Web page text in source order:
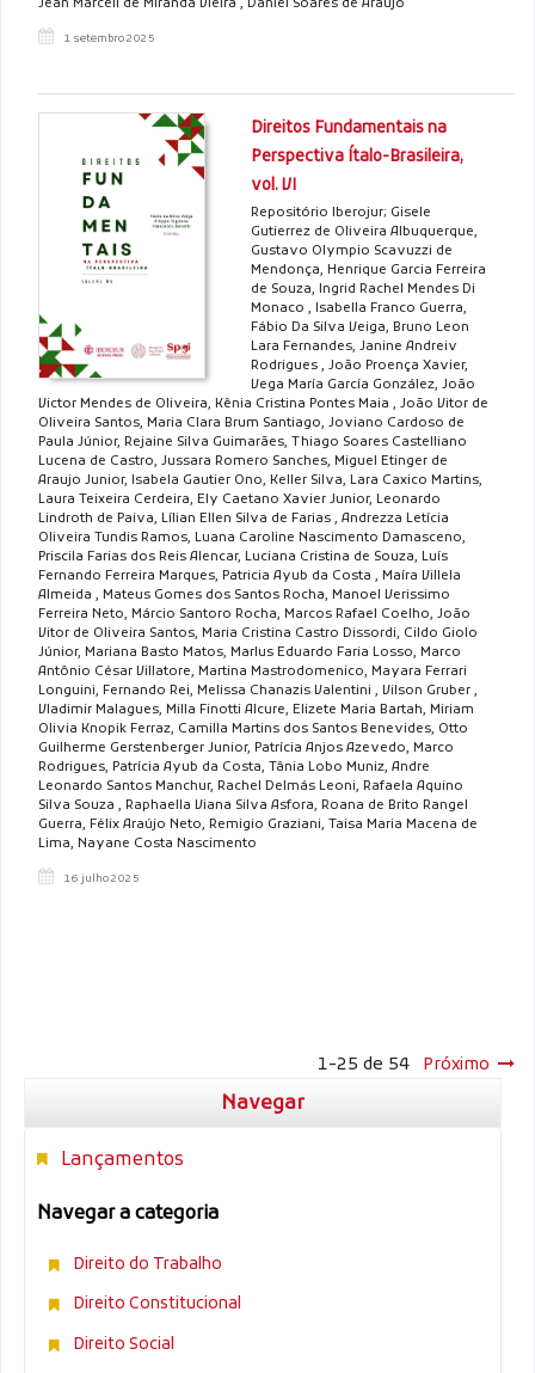
Jean Marcell de Miranda Vieira , Daniel Soares de Araujo
1 setembro 2025
Direitos Fundamentais na
Perspectiva Ítalo-Brasileira,
vol. VI
Repositório Iberojur; Gisele
Gutierrez de Oliveira Albuquerque,
Gustavo Olympio Scavuzzi de
Mendonça, Henrique Garcia Ferreira
de Souza, Ingrid Rachel Mendes Di
Monaco , Isabella Franco Guerra,
Fábio Da Silva Veiga, Bruno Leon
Lara Fernandes, Janine Andreiv
Rodrigues , João Proença Xavier,
Vega María García González, João
Victor Mendes de Oliveira, Kênia Cristina Pontes Maia , João Vitor de
Oliveira Santos, Maria Clara Brum Santiago, Joviano Cardoso de
Paula Júnior, Rejaine Silva Guimarães, Thiago Soares Castelliano
Lucena de Castro, Jussara Romero Sanches, Miguel Etinger de
Araujo Junior, Isabela Gautier Ono, Keller Silva, Lara Caxico Martins,
Laura Teixeira Cerdeira, Ely Caetano Xavier Junior, Leonardo
Lindroth de Paiva, Lílian Ellen Silva de Farias , Andrezza Letícia
Oliveira Tundis Ramos, Luana Caroline Nascimento Damasceno,
Priscila Farias dos Reis Alencar, Luciana Cristina de Souza, Luís
Fernando Ferreira Marques, Patricia Ayub da Costa , Maíra Villela
Almeida , Mateus Gomes dos Santos Rocha, Manoel Verissimo
Ferreira Neto, Márcio Santoro Rocha, Marcos Rafael Coelho, João
Vitor de Oliveira Santos, Maria Cristina Castro Dissordi, Cildo Giolo
Júnior, Mariana Basto Matos, Marlus Eduardo Faria Losso, Marco
Antônio César Villatore, Martina Mastrodomenico, Mayara Ferrari
Longuini, Fernando Rei, Melissa Chanazis Valentini , Vilson Gruber ,
Vladimir Malagues, Milla Finotti Alcure, Elizete Maria Bartah, Miriam
Olivia Knopik Ferraz, Camilla Martins dos Santos Benevides, Otto
Guilherme Gerstenberger Junior, Patrícia Anjos Azevedo, Marco
Rodrigues, Patrícia Ayub da Costa, Tânia Lobo Muniz, Andre
Leonardo Santos Manchur, Rachel Delmás Leoni, Rafaela Aquino
Silva Souza , Raphaella Viana Silva Asfora, Roana de Brito Rangel
Guerra, Félix Araújo Neto, Remigio Graziani, Taisa Maria Macena de
Lima, Nayane Costa Nascimento
16 julho 2025
1-25 de 54 Próximo
Navegar
Lançamentos
Navegar a categoria
Direito do Trabalho
Direito Constitucional
Direito Social